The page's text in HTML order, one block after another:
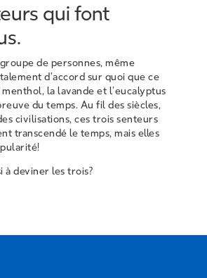
qui font
de personnes, même
d’accord sur quoi que ce
la lavande et l’eucalyptus
du temps. Au fil des siècles,
civilisations, ces trois senteurs
transcendé le temps, mais elles
à deviner les trois?